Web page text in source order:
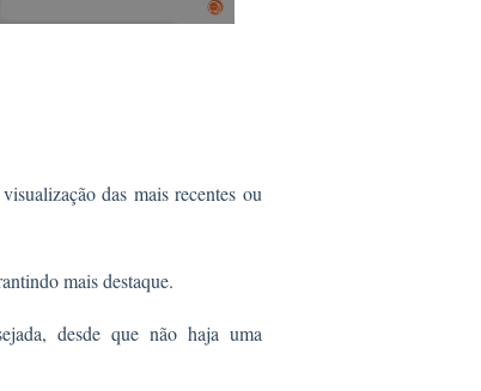
das mais recentes ou
mais destaque.
desde que não haja uma